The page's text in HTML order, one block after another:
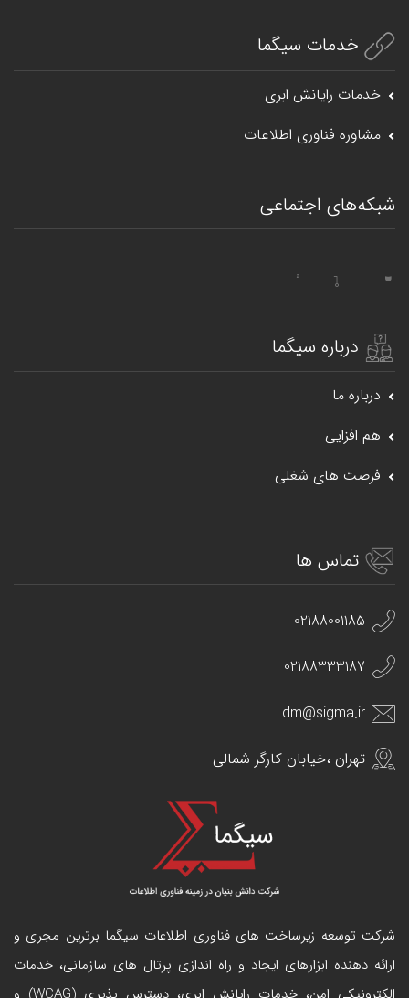
خدمات سیگما
خدمات رایانش ابری
مشاوره فناوری اطلاعات
شبکه‌های اجتماعی
درباره سیگما
درباره ما
هم افزایی
فرصت های شغلی
تماس ها
02188001185
02188333187
dm@sigma.ir
تهران ،خیابان کارگر شمالی
شرکت توسعه زیرساخت های فناوری اطلاعات سیگما برترین مجری و
ارائه دهنده ابزارهای ایجاد و راه اندازی پرتال های سازمانی، خدمات